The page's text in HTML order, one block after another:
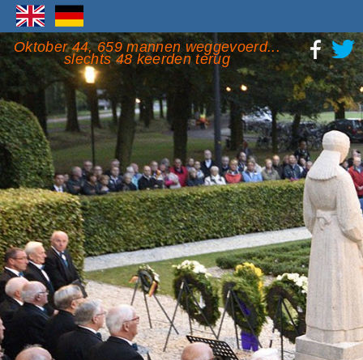
Oktober 44, 659 mannen weggevoerd...
slechts 48 keerden terug